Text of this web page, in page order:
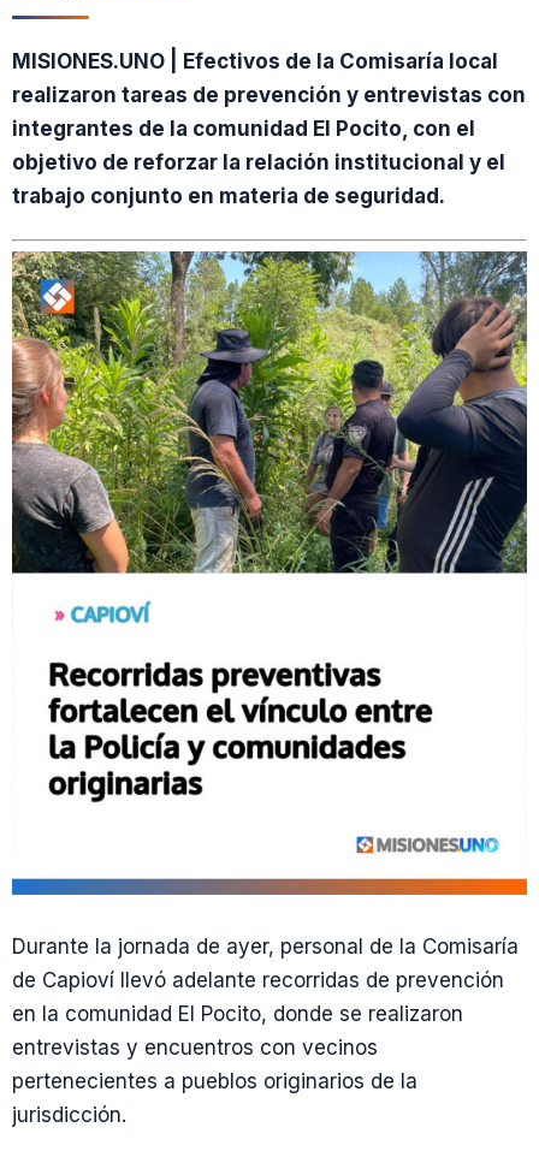
MISIONES.UNO | Efectivos de la Comisaría local
realizaron tareas de prevención y entrevistas con
integrantes de la comunidad El Pocito, con el
objetivo de reforzar la relación institucional y el
trabajo conjunto en materia de seguridad.
Durante la jornada de ayer, personal de la Comisaría
de Capioví llevó adelante recorridas de prevención
en la comunidad El Pocito, donde se realizaron
entrevistas y encuentros con vecinos
pertenecientes a pueblos originarios de la
jurisdicción.